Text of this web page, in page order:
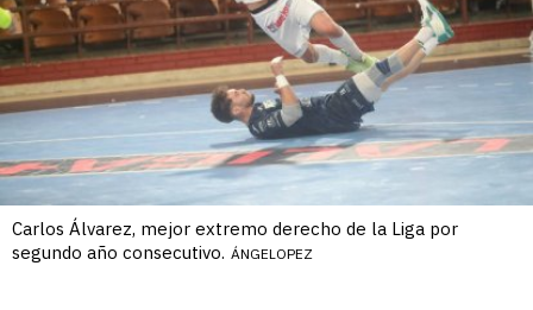
Carlos Álvarez, mejor extremo derecho de la Liga por
segundo año consecutivo. ÁNGELOPEZ